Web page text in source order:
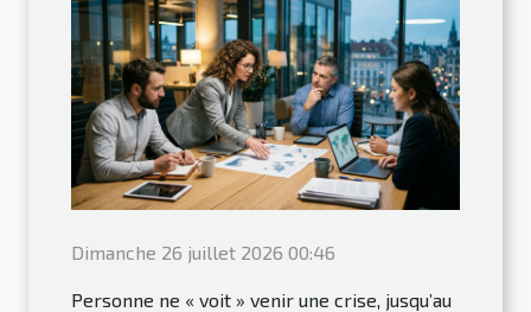
Dimanche 26 juillet 2026 00:46
Personne ne « voit » venir une crise, jusqu’au